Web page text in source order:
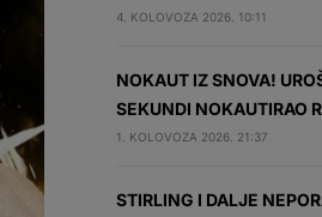
4. KOLOVOZA 2026. 10:11
NOKAUT IZ SNOVA!
SEKUNDI NOKAUTIRAO
1. KOLOVOZA 2026. 21:37
STIRLING I DALJE